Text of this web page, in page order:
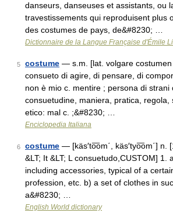
danseurs, danseuses et assistants, ou
travestissements qui reproduisent plus
des costumes de pays, de&#8230; …
Dictionnaire de la Langue Française d'Émile
5 costume — s.m. [lat. volgare
consueto di agire, di pensare, di
non è mio c. mentire ; persona di
consuetudine, maniera, pratica, regola,
etico: mal c. ;&#8230; …
Enciclopedia Italiana
6 costume — [käs′to͞om΄, käs′tyo͞om΄] n.
&LT; It &LT; L consuetudo,CUSTOM] 1.
including accessories, typical of a
profession, etc. b) a set of clothes in
a&#8230; …
English World dictionary